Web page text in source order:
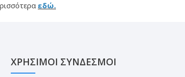
εδώ.
ΧΡΗΣΙΜΟΙ ΣΥΝΔΕΣΜΟΙ